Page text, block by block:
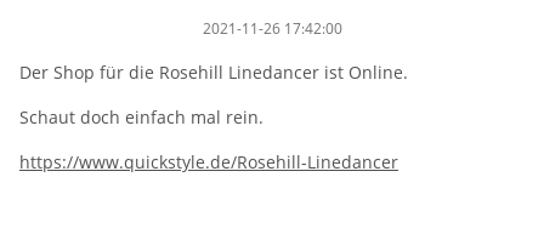
2021-11-26 17:42:00
Der Shop für die Rosehill Linedancer ist Online.
Schaut doch einfach mal rein.
https://www.quickstyle.de/Rosehill-Linedancer